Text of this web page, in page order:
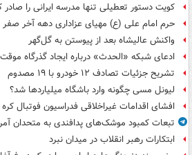
کویت دستور تعطیلی تنها مدرسه ایرانی را صادر
حرم امام علی (ع) مهیای عزاداری دهه آخر
واکنش عالیشاه بعد از پیوستن به گل‌گهر
ادعای شبکه «الحدث» درباره ایجاد گذرگاه
تشریح جزئیات تصادف ۱۲ خودرو با ۱۹ مصدوم
لیونل مسی چگونه وارد باشگاه میلیاردها شد؟
افشای اقدامات غیراخلاقی فدراسیون فوتبال کره
تبعات کمبود موشک‌های پدافندی به متحدان
ابتکارات رهبر انقلاب در میدان نبرد